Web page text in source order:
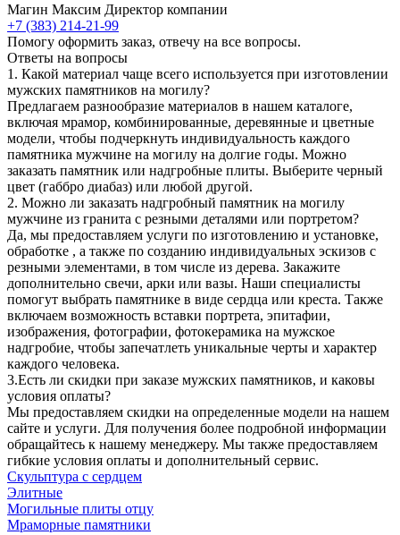
Магин Максим Директор компании
+7 (383) 214-21-99
Помогу оформить заказ, отвечу на все вопросы.
Ответы на вопросы
1. Какой материал чаще всего используется при изготовлении
мужских памятников на могилу?
Предлагаем разнообразие материалов в нашем каталоге,
включая мрамор, комбинированные, деревянные и цветные
модели, чтобы подчеркнуть индивидуальность каждого
памятника мужчине на могилу на долгие годы. Можно
заказать памятник или надгробные плиты. Выберите черный
цвет (габбро диабаз) или любой другой.
2. Можно ли заказать надгробный памятник на могилу
мужчине из гранита с резными деталями или портретом?
Да, мы предоставляем услуги по изготовлению и установке,
обработке , а также по созданию индивидуальных эскизов с
резными элементами, в том числе из дерева. Закажите
дополнительно свечи, арки или вазы. Наши специалисты
помогут выбрать памятнике в виде сердца или креста. Также
включаем возможность вставки портрета, эпитафии,
изображения, фотографии, фотокерамика на мужское
надгробие, чтобы запечатлеть уникальные черты и характер
каждого человека.
3.Есть ли скидки при заказе мужских памятников, и каковы
условия оплаты?
Мы предоставляем скидки на определенные модели на нашем
сайте и услуги. Для получения более подробной информации
обращайтесь к нашему менеджеру. Мы также предоставляем
гибкие условия оплаты и дополнительный сервис.
Скульптура с сердцем
Элитные
Могильные плиты отцу
Мраморные памятники